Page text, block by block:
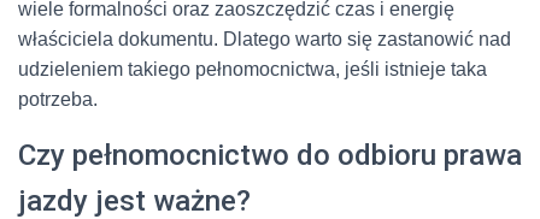
wiele formalności oraz zaoszczędzić czas i energię
właściciela dokumentu. Dlatego warto się zastanowić nad
udzieleniem takiego pełnomocnictwa, jeśli istnieje taka
potrzeba.
Czy pełnomocnictwo do odbioru prawa
jazdy jest ważne?